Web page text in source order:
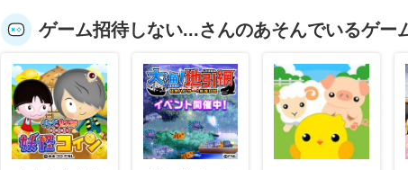
ゲーム招待しない...さんのあそんでいるゲー